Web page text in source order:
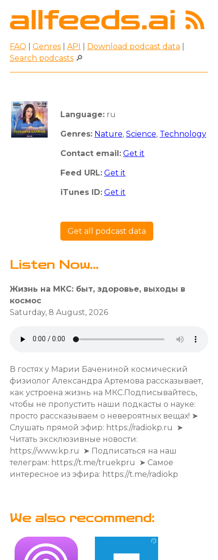
FAQ Genres API Download podcast data
Search podcasts 🔎
Language: ru
Genres: Nature, Science, Technology
Contact email: Get it
Feed URL: Get it
iTunes ID: Get it
Get all podcast data
Listen Now...
Жизнь на МКС: быт, здоровье, выходы в
космос
Saturday, 8 August, 2026
В гостях у Марии Бачениной космический
физиолог Александра Артемова рассказывает,
как устроена жизнь на МКС.Подписывайтесь,
чтобы не пропустить наши подкасты о науке:
просто рассказываем о невероятных вещах! ➤
Слушать прямой эфир: https://radiokp.ru ➤
Читать эксклюзивные новости:
https://www.kp.ru ➤ Подписаться на наш
телеграм: https://t.me/truekpru ➤ Самое
интересное из эфира: https://t.me/radiokp
We also recommend: